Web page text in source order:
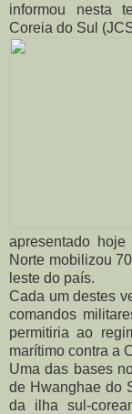
informou nesta
Coreia do Sul
apresentado
Norte mobilizou
leste do país.
Cada um destes
comandos
permitiria ao
marítimo contra a
Uma das bases
de Hwanghae do
da ilha sul-